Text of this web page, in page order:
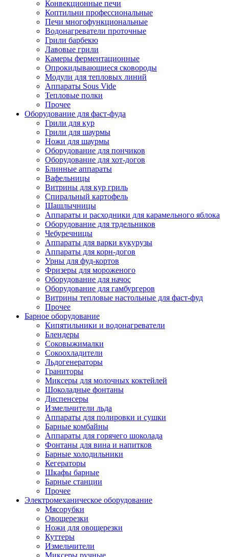
Конвекционные печи
Коптильни профессиональные
Печи многофункциональные
Водонагреватели проточные
Грили барбекю
Лавовые грили
Камеры ферментационные
Опрокидывающиеся сковороды
Модули для тепловых линий
Аппараты Sous Vide
Тепловые полки
Прочее
Оборудование для фаст-фуда
Грили для кур
Грили для шаурмы
Ножи для шаурмы
Оборудование для пончиков
Оборудование для хот-догов
Блинные аппараты
Вафельницы
Витрины для кур гриль
Спиральный картофель
Шашлычницы
Аппараты и расходники для карамельного яблока
Оборудование для трдельников
Чебуречницы
Аппараты для варки кукурузы
Аппараты для корн-догов
Урны для фуд-кортов
Фризеры для мороженого
Оборудование для начос
Оборудование для гамбургеров
Витрины тепловые настольные для фаст-фуд
Прочее
Барное оборудование
Кипятильники и водонагреватели
Блендеры
Соковыжималки
Сокоохладители
Льдогенераторы
Граниторы
Миксеры для молочных коктейлей
Шоколадные фонтаны
Диспенсеры
Измельчители льда
Аппараты для полировки и сушки
Барные комбайны
Аппараты для горячего шоколада
Фонтаны для вина и напитков
Барные холодильники
Кегераторы
Шкафы барные
Барные станции
Прочее
Электромеханическое оборудование
Мясорубки
Овощерезки
Ножи для овощерезки
Куттеры
Измельчители
Миксеры ручные